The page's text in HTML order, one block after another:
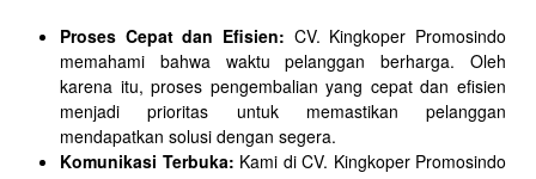
Proses Cepat dan Efisien: CV. Kingkoper Promosindo
memahami bahwa waktu pelanggan berharga. Oleh
karena itu, proses pengembalian yang cepat dan efisien
menjadi prioritas untuk memastikan pelanggan
mendapatkan solusi dengan segera.
Komunikasi Terbuka: Kami di CV. Kingkoper Promosindo